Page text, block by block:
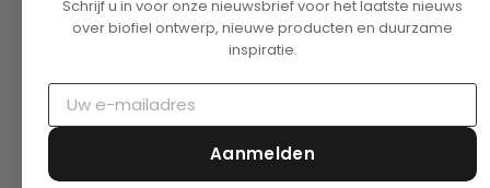
Schrijf u in voor onze nieuwsbrief voor het laatste nieuws
over biofiel ontwerp, nieuwe producten en duurzame
inspiratie.
Aanmelden